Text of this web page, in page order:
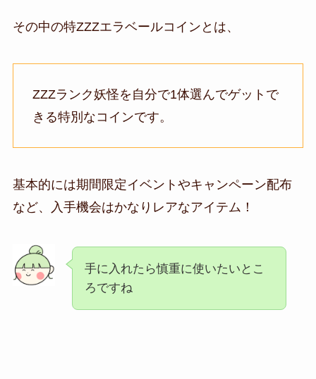
その中の特ZZZエラベールコインとは、
ZZZランク妖怪を 自分で1体選んでゲットで
きる特別なコインです。
基本的には期間限定イベントやキャンペーン配布
など、
入手機会はかなりレアなアイテム ！
手に入れたら慎重に使いたいとこ
ろですね